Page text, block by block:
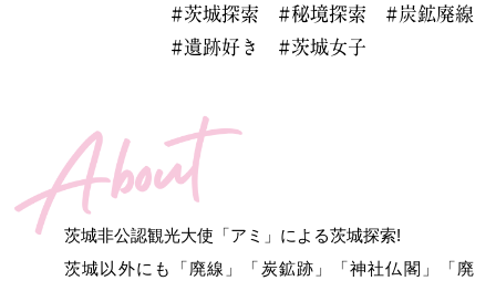
#茨城探索 #秘境探索 #炭鉱廃線
#遺跡好き #茨城女子
茨城非公認観光大使「アミ」による茨城探索!
茨城以外にも「廃線」「炭鉱跡」「神社仏閣」「廃